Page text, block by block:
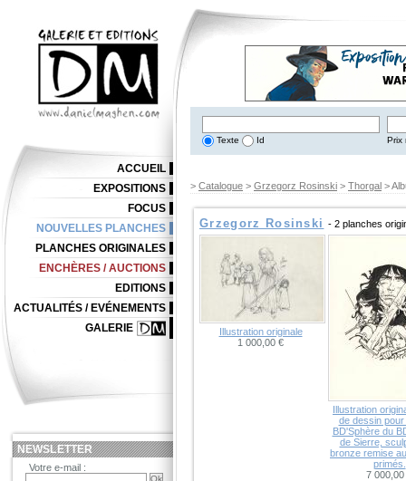
Texte Id Prix
> Catalogue > Grzegorz Rosinski > Thorgal >
Grzegorz Rosinski - 2 planches
Illustration originale
1 000,00 €
Illustration
de dessin pour
BD'Sphère du
de Sierre,
bronze remise
primés.
7 000,00
ACCUEIL
EXPOSITIONS
FOCUS
NOUVELLES PLANCHES
PLANCHES ORIGINALES
ENCHÈRES / AUCTIONS
EDITIONS
ACTUALITÉS / EVÉNEMENTS
GALERIE
NEWSLETTER
Votre e-mail :